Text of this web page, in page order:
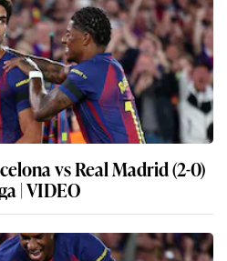
vs Real Madrid (2-0)
| VIDEO